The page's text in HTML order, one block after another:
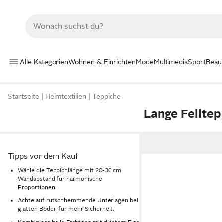
Alle KategorienWohnen & EinrichtenModeMultimediaSport
Startseite Heimtextilien Teppiche
Lange
Tipps vor dem Kauf
Wähle die Teppichlänge mit 20-30 cm
Wandabstand für harmonische
Proportionen.
Achte auf rutschhemmende Unterlagen bei
glatten Böden für mehr Sicherheit.